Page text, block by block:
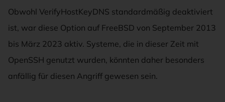
Obwohl VerifyHostKeyDNS standardmäßig deaktiviert
ist, war diese Option auf FreeBSD von September 2013
bis März 2023 aktiv. Systeme, die in dieser Zeit mit
OpenSSH genutzt wurden, könnten daher besonders
anfällig für diesen Angriff gewesen sein.